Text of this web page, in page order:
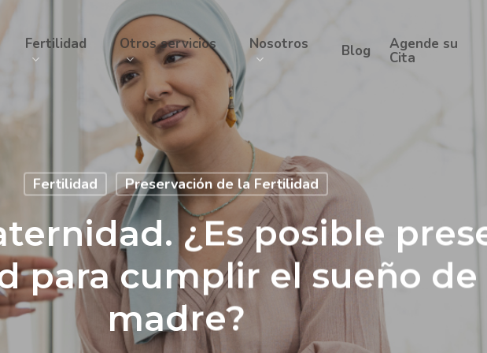
Fertilidad Otros servicios Nosotros Blog Agende su
Cita
Fertilidad Preservación de la Fertilidad
¿Es posible
para cumplir el sueño de
madre?